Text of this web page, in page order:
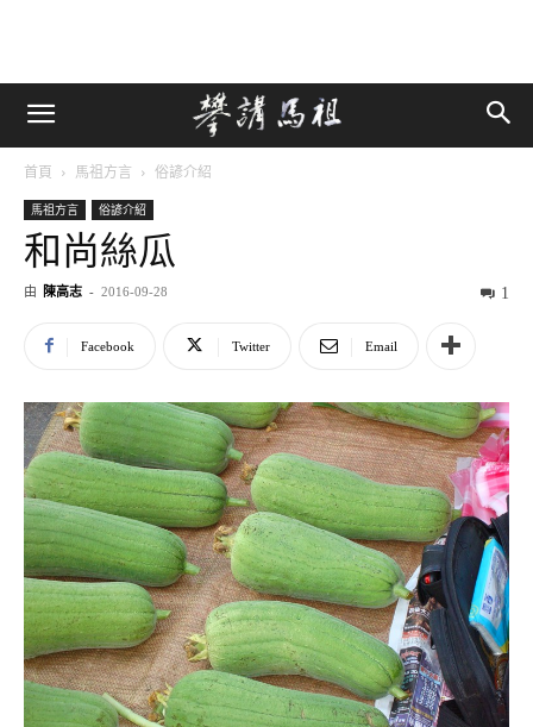
首頁 馬祖方言 俗諺介紹
馬祖方言 俗諺介紹
和尚絲瓜
由 陳高志 - 2016-09-28 1
Facebook Twitter Email